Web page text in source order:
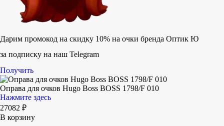
Дарим промокод на скидку 10% на очки бренда Оптик Ю
за подписку на наш Telegram
Получить
Оправа для очков Hugo Boss BOSS 1798/F 010
Нажмите здесь
27082 ₽
В корзину